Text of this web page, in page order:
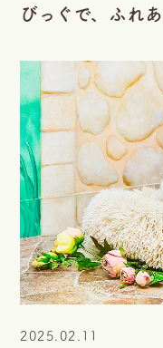
びっぐで、ふれ
2025.02.11